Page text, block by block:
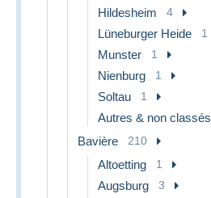
Hildesheim 4
Lüneburger Heide 1
Munster 1
Nienburg 1
Soltau 1
Autres & non classés
Bavière 210
Altoetting 1
Augsburg 3